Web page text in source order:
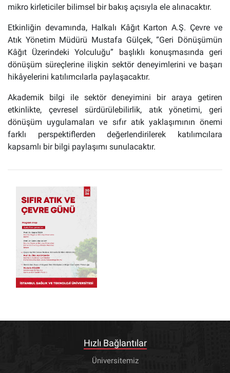
mikro kirleticiler bilimsel bir bakış açısıyla ele alınacaktır.
Etkinliğin devamında, Halkalı Kâğıt Karton A.Ş. Çevre ve
Atık Yönetim Müdürü Mustafa Gülçek, “Geri Dönüşümün
Kâğıt Üzerindeki Yolculuğu” başlıklı konuşmasında geri
dönüşüm süreçlerine ilişkin sektör deneyimlerini ve başarı
hikâyelerini katılımcılarla paylaşacaktır.
Akademik bilgi ile sektör deneyimini bir araya getiren
etkinlikte, çevresel sürdürülebilirlik, atık yönetimi, geri
dönüşüm uygulamaları ve sıfır atık yaklaşımının önemi
farklı perspektiflerden değerlendirilerek katılımcılara
kapsamlı bir bilgi paylaşımı sunulacaktır.
Hızlı Bağlantılar
Üniversitemiz